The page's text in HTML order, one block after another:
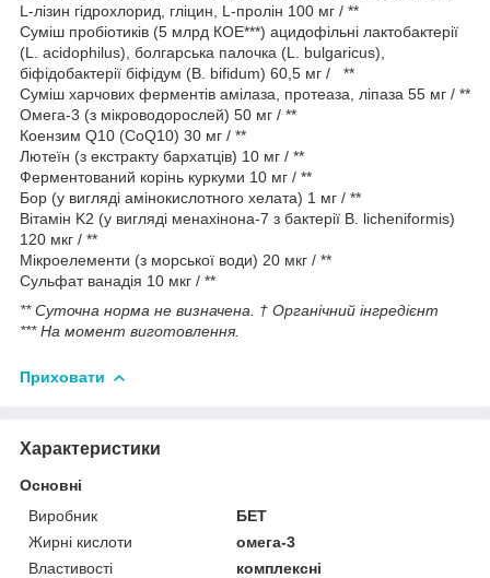
L-лізин гідрохлорид, гліцин, L-пролін 100 мг / **
Суміш пробіотиків (5 млрд КОЕ***) ацидофільні лактобактерії
(L. acidophilus), болгарська палочка (L. bulgaricus),
біфідобактерії біфідум (B. bifidum) 60,5 мг / **
Суміш харчових ферментів амілаза, протеаза, ліпаза 55 мг / **
Омега-3 (з мікроводорослей) 50 мг / **
Коензим Q10 (CoQ10) 30 мг / **
Лютеїн (з екстракту бархатців) 10 мг / **
Ферментований корінь куркуми 10 мг / **
Бор (у вигляді амінокислотного хелата) 1 мг / **
Вітамін K2 (у вигляді менахінона-7 з бактерії B. licheniformis)
120 мкг / **
Мікроелементи (з морської води) 20 мкг / **
Сульфат ванадія 10 мкг / **
** Суточна норма не визначена. † Органічний інгредієнт
*** На момент виготовлення.
Приховати
Характеристики
Основні
Виробник
БЕТ
Жирні кислоти
омега-3
Властивості
комплексні